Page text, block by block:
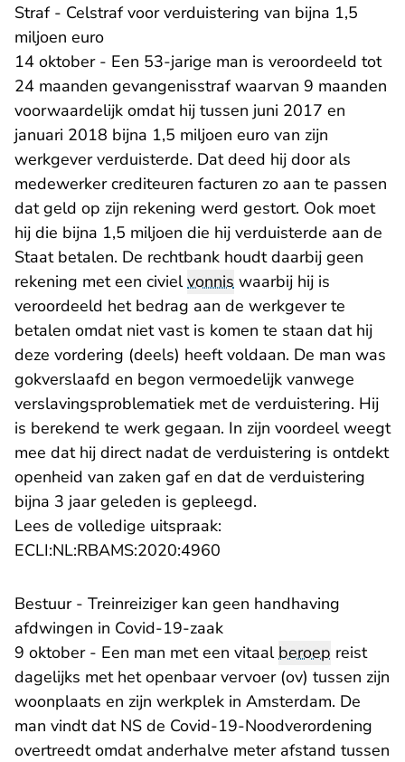
Straf - Celstraf voor verduistering van bijna 1,5
miljoen euro
14 oktober - Een 53-jarige man is veroordeeld tot
24 maanden gevangenisstraf waarvan 9 maanden
voorwaardelijk omdat hij tussen juni 2017 en
januari 2018 bijna 1,5 miljoen euro van zijn
werkgever verduisterde. Dat deed hij door als
medewerker crediteuren facturen zo aan te passen
dat geld op zijn rekening werd gestort. Ook moet
hij die bijna 1,5 miljoen die hij verduisterde aan de
Staat betalen. De rechtbank houdt daarbij geen
rekening met een civielvonnis waarbij hij is
veroordeeld het bedrag aan de werkgever te
betalen omdat niet vast is komen te staan dat hij
deze vordering (deels) heeft voldaan. De man was
gokverslaafd en begon vermoedelijk vanwege
verslavingsproblematiek met de verduistering. Hij
is berekend te werk gegaan. In zijn voordeel weegt
mee dat hij direct nadat de verduistering is ontdekt
openheid van zaken gaf en dat de verduistering
bijna 3 jaar geleden is gepleegd.
Lees de volledige uitspraak:
ECLI:NL:RBAMS:2020:4960
Bestuur - Treinreiziger kan geen handhaving
afdwingen in Covid-19-zaak
9 oktober - Een man met een vitaalberoep reist
dagelijks met het openbaar vervoer (ov) tussen zijn
woonplaats en zijn werkplek in Amsterdam. De
man vindt dat NS de Covid-19-Noodverordening
overtreedt omdat anderhalve meter afstand tussen